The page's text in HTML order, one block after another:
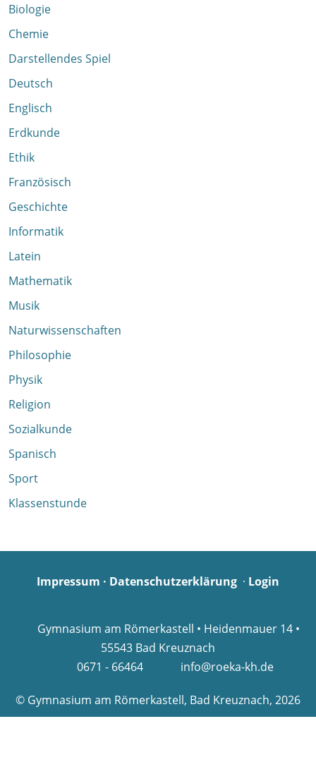
Biologie
Chemie
Darstellendes Spiel
Deutsch
Englisch
Erdkunde
Ethik
Französisch
Geschichte
Informatik
Latein
Mathematik
Musik
Naturwissenschaften
Philosophie
Physik
Religion
Sozialkunde
Spanisch
Sport
Klassenstunde
Impressum · Datenschutzerklärung · Login
Gymnasium am Römerkastell • Heidenmauer 14 •
55543 Bad Kreuznach
0671 - 66464
info@roeka-kh.de
© Gymnasium am Römerkastell, Bad Kreuznach, 2026